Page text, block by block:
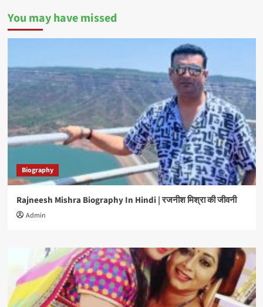
You may have missed
Biography
Rajneesh Mishra Biography In Hindi | रजनीश मिश्रा की जीवनी
Admin